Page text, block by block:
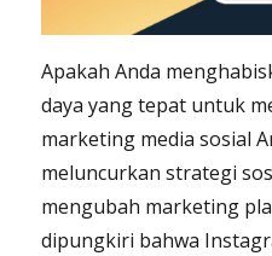
Apakah Anda
daya yang tepat untuk
marketing media sosial
meluncurkan strategi
mengubah marketing
dipungkiri bahwa